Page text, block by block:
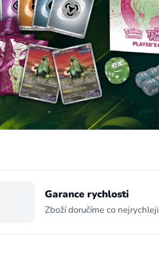
Garance rychlosti
Zboží doručíme co nejrychleji